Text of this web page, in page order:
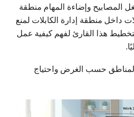
المصابيح وإضاءة المهام منطقة
داخل منطقة إدارة الكابلات لمنع
هذا القارئ لفهم كيفية عمل
حسب الغرض واحتياج